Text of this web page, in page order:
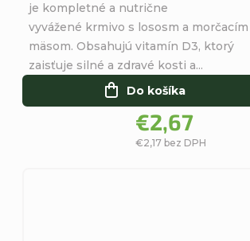
5
hviezdičiek.
€2,17 bez DPH
€2,67
Do košíka
je kompletné a nutrične
vyvážené krmivo s lososm a morčacím
mäsom. Obsahujú vitamín D3, ktorý
zaisťuje silné a zdravé kosti a...